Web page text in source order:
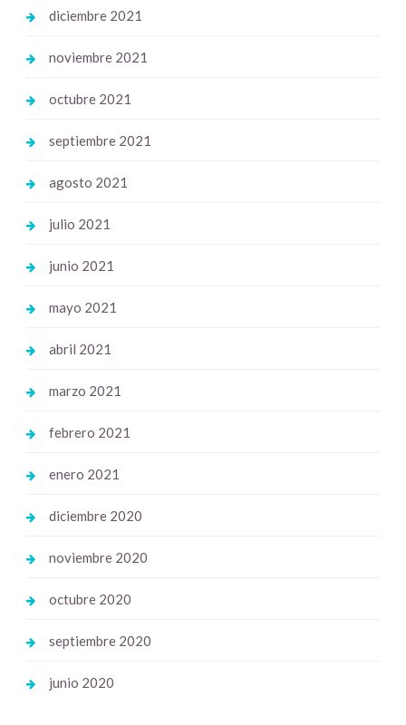
diciembre 2021
noviembre 2021
octubre 2021
septiembre 2021
agosto 2021
julio 2021
junio 2021
mayo 2021
abril 2021
marzo 2021
febrero 2021
enero 2021
diciembre 2020
noviembre 2020
octubre 2020
septiembre 2020
junio 2020